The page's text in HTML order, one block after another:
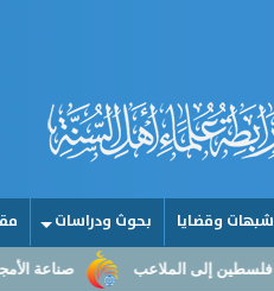
شبهات وقضايا بحوث ودراسات
صناعة الأمجاد.. من عقول المصلحين